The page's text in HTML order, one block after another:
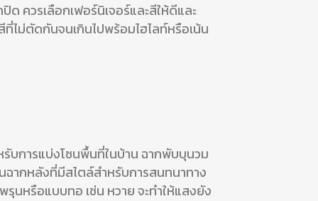
ควรเลือกเฟอร์นิเจอร์และสีให้ดีและ
ที่ไม่ตัดกันจนเกินไปพร้อมไฮไลท์หรือเน้น
รับการแบ่งโซนพื้นที่ในบ้าน ฉากพับบุนวม
ากหลังที่มีสไตล์สำหรับการสนทนาทาง
นหรือแบบทอ เช่น หวาย จะทำให้แสงยัง